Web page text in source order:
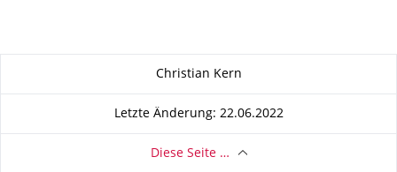
Christian Kern
Letzte Änderung: 22.06.2022
Diese Seite …